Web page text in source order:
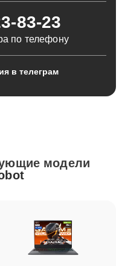
83-23
по телефону
в телеграм
модели